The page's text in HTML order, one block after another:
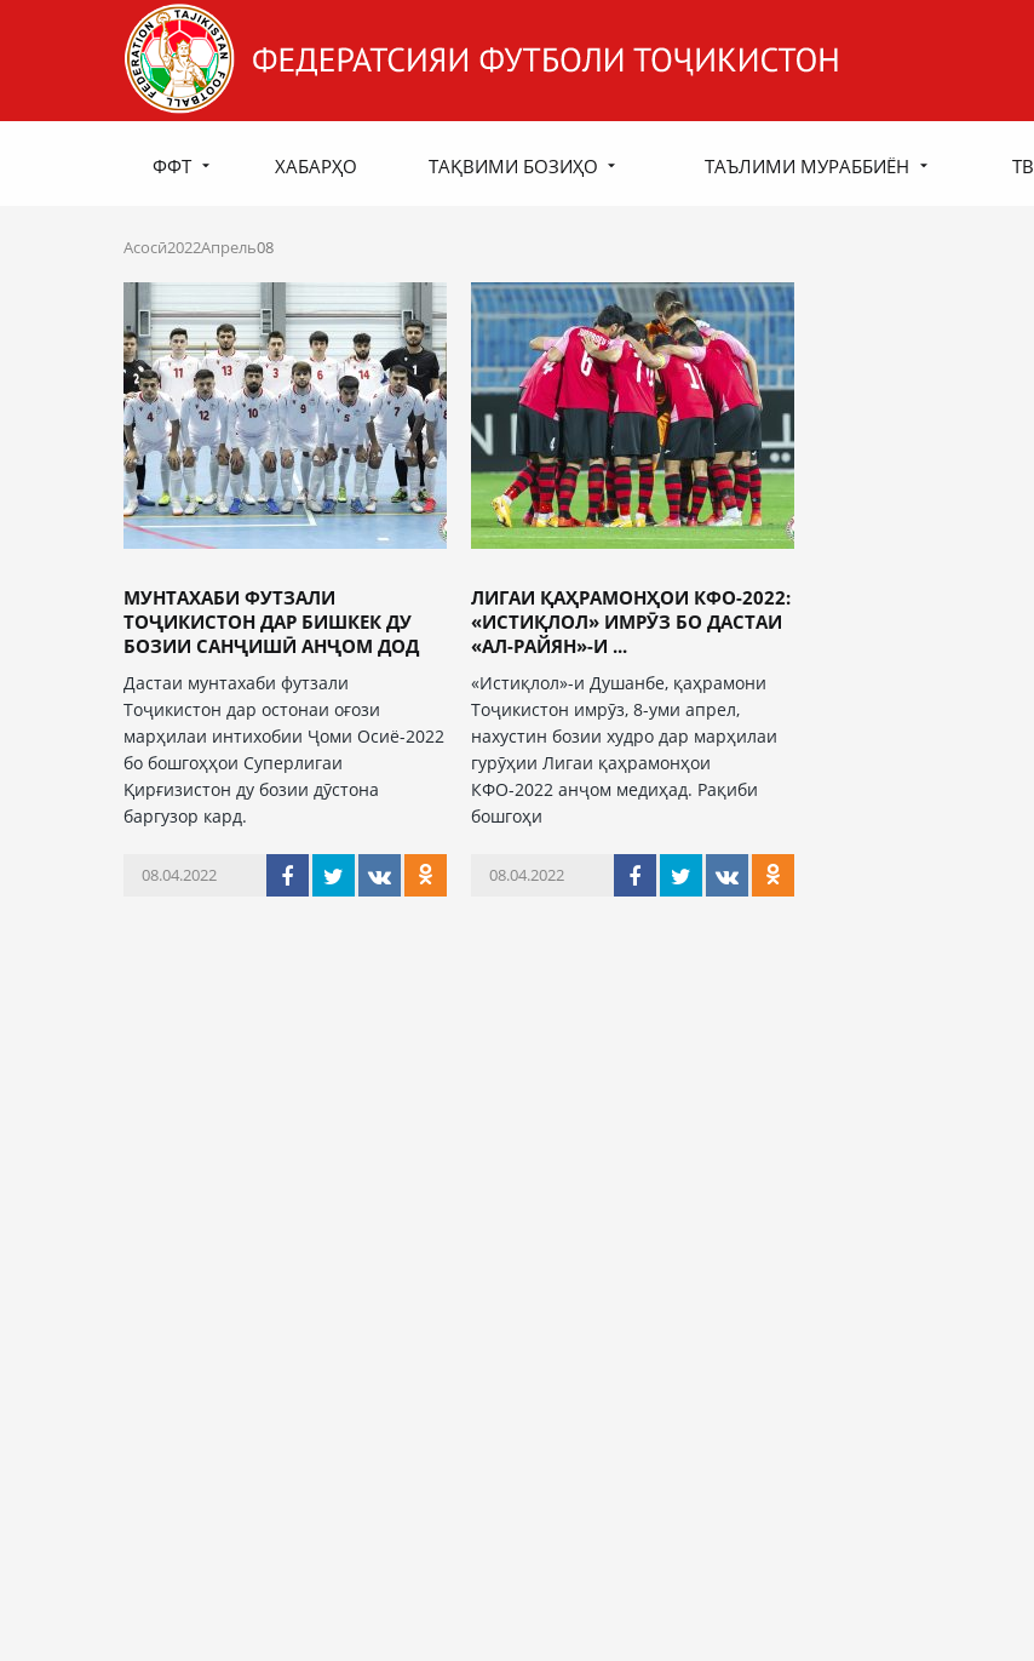
ФФТ ХАБАРҲО ТАҚВИМИ БОЗИҲО ТАЪЛИМИ МУРАББИЁН
Асосӣ2022Апрель08
МУНТАХАБИ ФУТЗАЛИ
ТОҶИКИСТОН ДАР БИШКЕК ДУ
БОЗИИ САНҶИШӢ АНҶОМ ДОД
Дастаи мунтахаби футзали
Тоҷикистон дар остонаи оғози
марҳилаи интихобии Ҷоми Осиё-2022
бо бошгоҳҳои Суперлигаи
Қирғизистон ду бозии дӯстона
баргузор кард.
08.04.2022
ЛИГАИ ҚАҲРАМОНҲОИ КФО-2022:
«ИСТИҚЛОЛ» ИМРӮЗ БО ДАСТАИ
«АЛ-РАЙЯН»-И ...
«Истиқлол»-и Душанбе, қаҳрамони
Тоҷикистон имрӯз, 8-уми апрел,
нахустин бозии худро дар марҳилаи
гурӯҳии Лигаи қаҳрамонҳои
КФО-2022 анҷом медиҳад. Рақиби
бошгоҳи
08.04.2022